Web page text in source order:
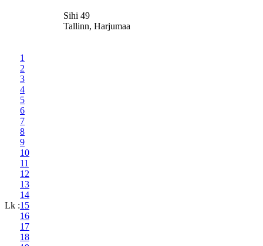
Sihi 49
Tallinn, Harjumaa
Lk :
1
2
3
4
5
6
7
8
9
10
11
12
13
14
15
16
17
18